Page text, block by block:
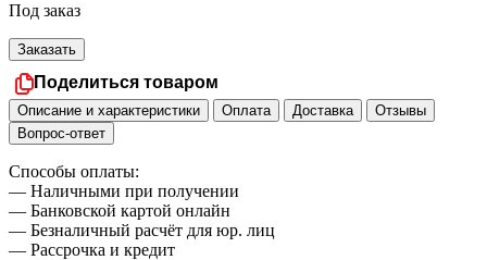
Под заказ
Заказать
Поделиться товаром
Описание и характеристики Оплата Доставка
Отзывы
Вопрос-ответ
Способы оплаты:
— Наличными при получении
— Банковской картой онлайн
— Безналичный расчёт для юр. лиц
— Рассрочка и кредит